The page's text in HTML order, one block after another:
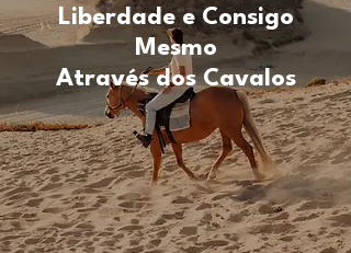
Liberdade e Consigo
Mesmo
Através dos Cavalos